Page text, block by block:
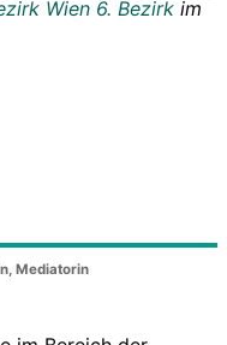
Wien 6. Bezirk im
Mediatorin